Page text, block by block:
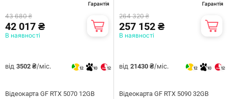
Гарантія
43 680 ₴
42 017 ₴
В наявності
від 3502 ₴/міс. 12 10 12
Відеокарта GF RTX 5070 12GB
Гарантія
264 320 ₴
257 152 ₴
В наявності
від 21430 ₴/міс. 12 10 12
Відеокарта GF RTX 5090 32GB